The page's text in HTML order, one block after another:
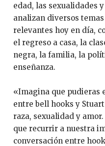
edad, las sexualidades
analizan diversos
relevantes hoy en día,
el regreso a casa, la
negra, la familia, la
enseñanza.
«Imagina que pudieras
entre bell hooks y
raza, sexualidad y
que recurrir a nuestra
conversación entre